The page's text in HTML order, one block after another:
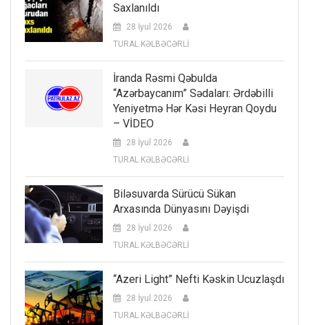
Saxlanıldı
28 İyul 2026
TURAL KƏLBƏCƏRLİ
İranda Rəsmi Qəbulda
“Azərbaycanım” Sədaları: Ərdəbilli
Yeniyetmə Hər Kəsi Heyran Qoydu
– VİDEO
28 İyul 2026
TURAL KƏLBƏCƏRLİ
Biləsuvarda Sürücü Sükan
Arxasında Dünyasını Dəyişdi
28 İyul 2026
TURAL KƏLBƏCƏRLİ
“Azeri Light” Nefti Kəskin Ucuzlaşdı
28 İyul 2026
TURAL KƏLBƏCƏRLİ